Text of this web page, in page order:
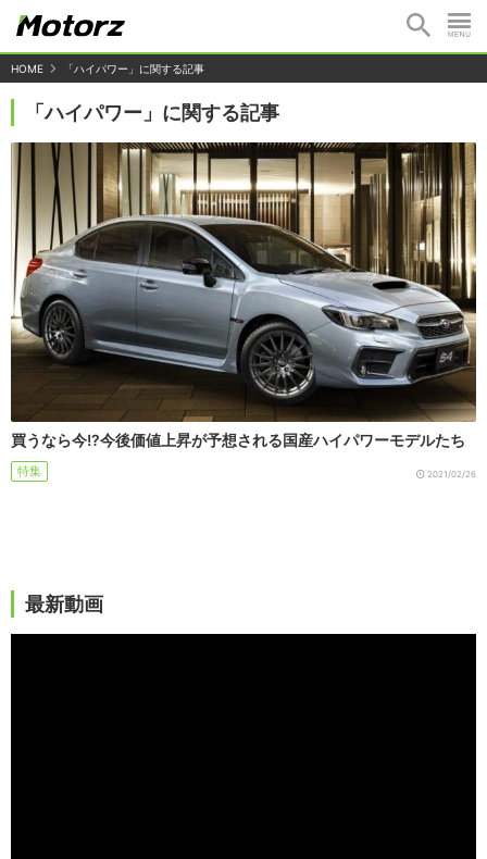
HOME 「ハイパワー」に関する記事
「ハイパワー」に関する記事
買うなら今!?今後価値上昇が予想される国産ハイパワーモデルたち
特集 2021/02/26
最新動画